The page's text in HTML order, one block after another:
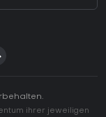
ihrer jeweiligen